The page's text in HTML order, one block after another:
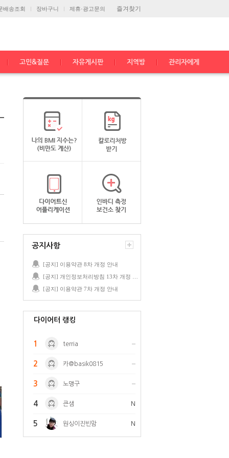
즐겨찾기
배송조회 장바구니 제휴·광고문의
고민&질문 자유게시판 지역방 관리자에게
공지사항
[공지] 이용약관 8차 개정 안내
[공지] 이용약관 7차 개정 안내
다이어터 랭킹
1 terria
2 카@basik0815
3 노맹구
4 큰샘 N
5 원싱이진빈맘 N